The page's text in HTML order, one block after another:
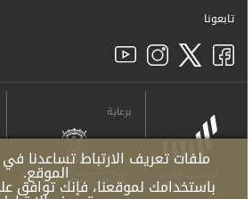
تابعونا
برعاية
ملفات تعريف الارتباط تساعدنا
الموقع.
باستخدامك لموقعنا، فإنك توافق